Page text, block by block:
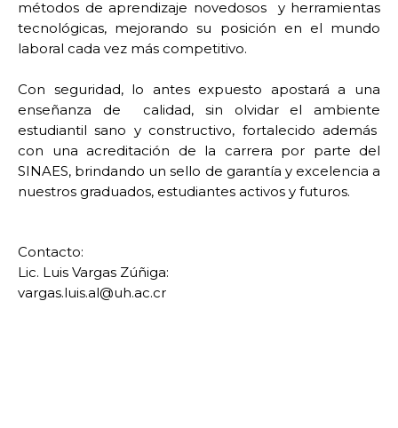
métodos de aprendizaje novedosos y herramientas
tecnológicas, mejorando su posición en el mundo
laboral cada vez más competitivo.
Con seguridad, lo antes expuesto apostará a una
enseñanza de calidad, sin olvidar el ambiente
estudiantil sano y constructivo, fortalecido además
con una acreditación de la carrera por parte del
SINAES, brindando un sello de garantía y excelencia a
nuestros graduados, estudiantes activos y futuros.
Contacto:
Lic. Luis Vargas Zúñiga:
vargas.luis.al@uh.ac.cr